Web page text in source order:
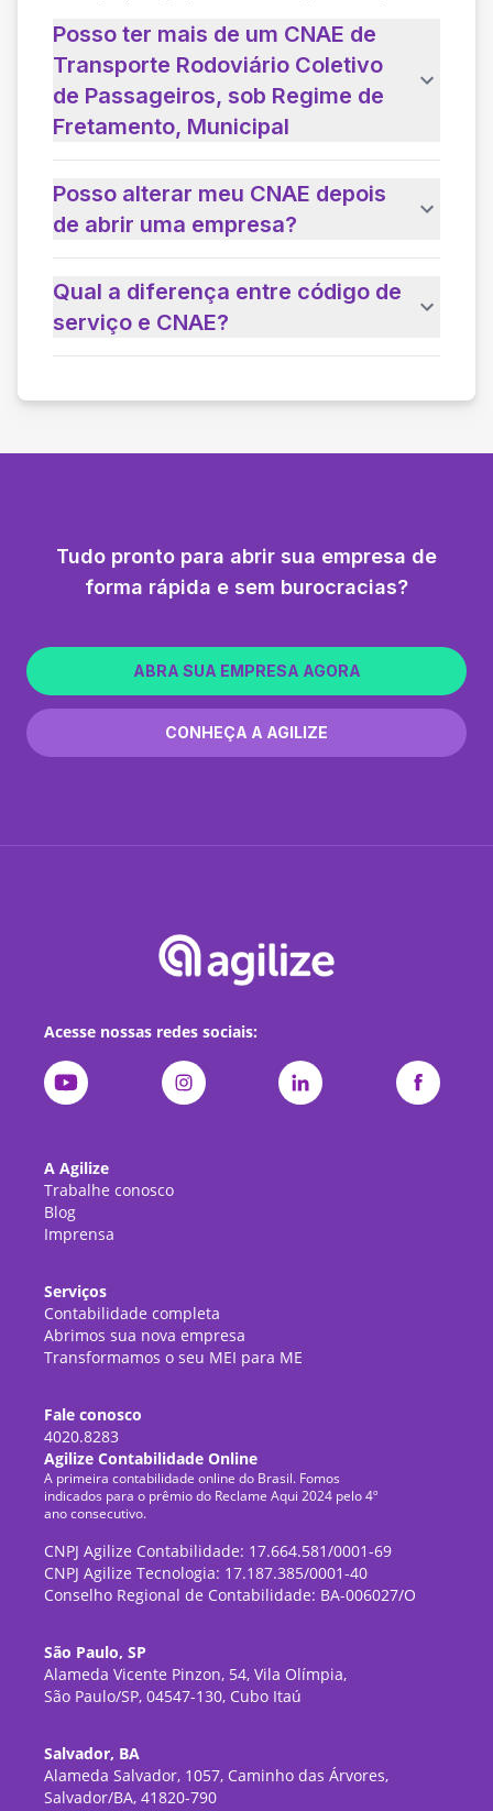
Posso ter mais de um CNAE de
Transporte Rodoviário Coletivo
de Passageiros, sob Regime de
Fretamento, Municipal
Posso alterar meu CNAE depois
de abrir uma empresa?
Qual a diferença entre código de
serviço e CNAE?
Tudo pronto para abrir sua empresa de
forma rápida e sem burocracias?
ABRA SUA EMPRESA AGORA
CONHEÇA A AGILIZE
Acesse nossas redes sociais:
A Agilize
Trabalhe conosco
Blog
Imprensa
Serviços
Contabilidade completa
Abrimos sua nova empresa
Transformamos o seu MEI para ME
Fale conosco
4020.8283
Agilize Contabilidade Online
A primeira contabilidade online do Brasil. Fomos
indicados para o prêmio do Reclame Aqui 2024 pelo 4º
ano consecutivo.
CNPJ Agilize Contabilidade: 17.664.581/0001-69
CNPJ Agilize Tecnologia: 17.187.385/0001-40
Conselho Regional de Contabilidade: BA-006027/O
São Paulo, SP
Alameda Vicente Pinzon, 54, Vila Olímpia,
São Paulo/SP, 04547-130, Cubo Itaú
Salvador, BA
Alameda Salvador, 1057, Caminho das Árvores,
Salvador/BA, 41820-790